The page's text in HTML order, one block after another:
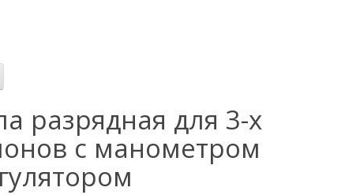
разрядная для 3-х
с манометром